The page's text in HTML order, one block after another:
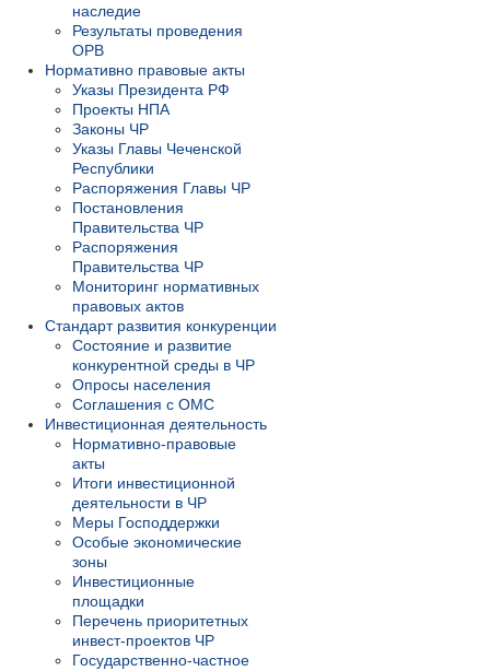
наследие
Результаты проведения
ОРВ
Нормативно правовые акты
Указы Президента РФ
Проекты НПА
Законы ЧР
Указы Главы Чеченской
Республики
Распоряжения Главы ЧР
Постановления
Правительства ЧР
Распоряжения
Правительства ЧР
Мониторинг нормативных
правовых актов
Стандарт развития конкуренции
Состояние и развитие
конкурентной среды в ЧР
Опросы населения
Соглашения с ОМС
Инвестиционная деятельность
Нормативно-правовые
акты
Итоги инвестиционной
деятельности в ЧР
Меры Господдержки
Особые экономические
зоны
Инвестиционные
площадки
Перечень приоритетных
инвест-проектов ЧР
Государственно-частное